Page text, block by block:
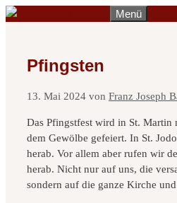
Zum
Menü
Pfingsten
13. Mai 2024 von Franz Joseph
Das Pfingstfest wird in St. Martin
dem Gewölbe gefeiert. In St.
herab. Vor allem aber rufen wir
herab. Nicht nur auf uns, die
sondern auf die ganze Kirche